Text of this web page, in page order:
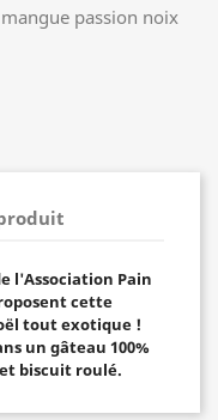
passion noix
l'Association Pain
cette
tout exotique !
un gâteau 100%
biscuit roulé.